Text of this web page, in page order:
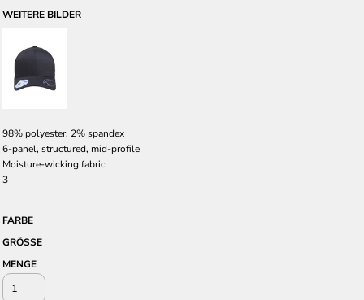
WEITERE BILDER
98% polyester, 2% spandex
6-panel, structured, mid-profile
Moisture-wicking fabric
3
FARBE
GRÖSSE
MENGE